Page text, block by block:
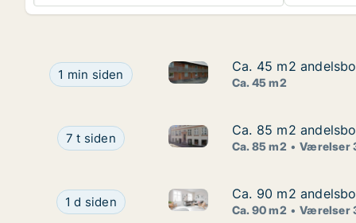
Ca. 45 m2 andelsbolig til salg i 4000 Roskilde,
1 min siden Ca. 45 m2 andelsbolig til
Ca. 45 m2
Ca. 45 m2
Ca. 45 m2
Ca. 85 m2 andelsbolig til salg i 1070
7 t siden Ca. 85 m2 andelsbolig til
Ca. 85 m2
Ca. 85 m2
Ca. 85 m2 Værelser
Ca. 90 m2 andelsbolig til salg i 2630 Taastrup,
1 d siden Ca. 90 m2 andelsbolig til
Ca. 90 m2
Ca. 90 m2
Ca. 90 m2 Værelser